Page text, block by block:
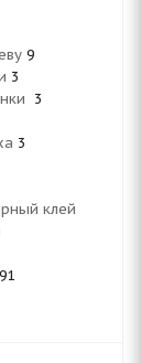
9
3
3
3
клей